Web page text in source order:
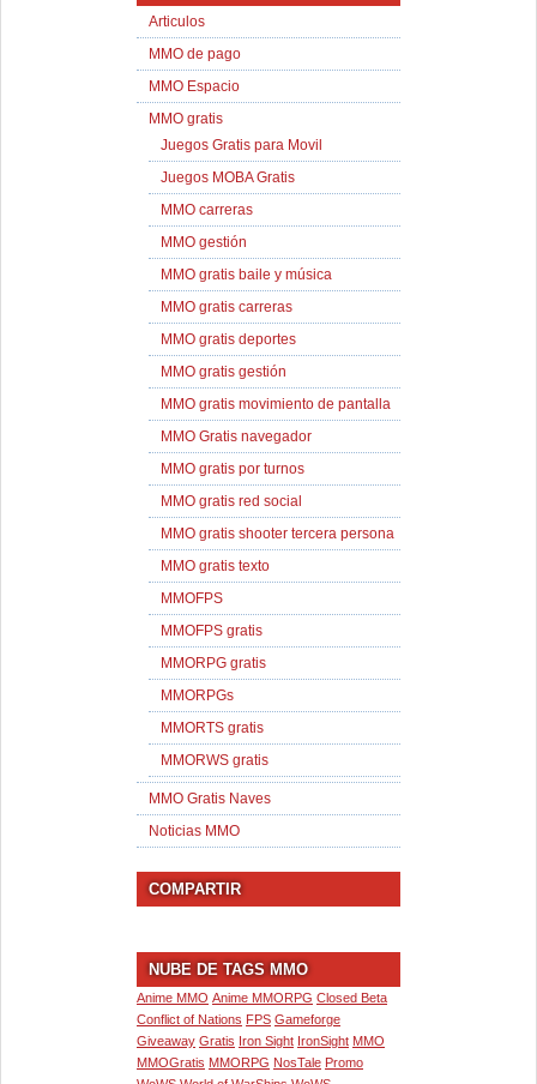
Articulos
MMO de pago
MMO Espacio
MMO gratis
Juegos Gratis para Movil
Juegos MOBA Gratis
MMO carreras
MMO gestión
MMO gratis baile y música
MMO gratis carreras
MMO gratis deportes
MMO gratis gestión
MMO gratis movimiento de pantalla
MMO Gratis navegador
MMO gratis por turnos
MMO gratis red social
MMO gratis shooter tercera persona
MMO gratis texto
MMOFPS
MMOFPS gratis
MMORPG gratis
MMORPGs
MMORTS gratis
MMORWS gratis
MMO Gratis Naves
Noticias MMO
COMPARTIR
NUBE DE TAGS MMO
Anime MMO Anime MMORPG Closed Beta
Conflict of Nations FPS Gameforge
Giveaway Gratis Iron Sight IronSight MMO
MMOGratis MMORPG NosTale Promo